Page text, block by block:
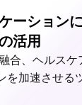
ーション
活用
合、ヘルスケ
を加速させる